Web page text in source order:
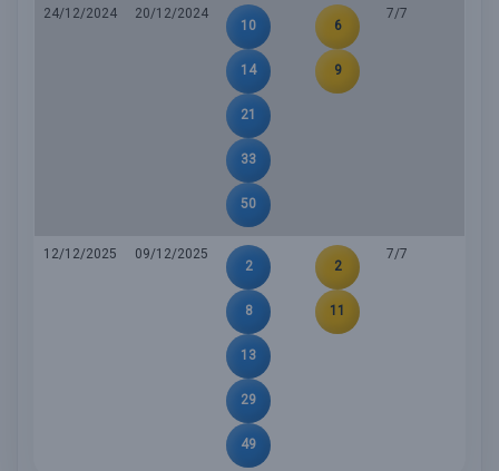
24/12/2024
20/12/2024
10
14
21
33
50
6
9
7/7
12/12/2025
09/12/2025
2
8
13
29
49
2
11
7/7